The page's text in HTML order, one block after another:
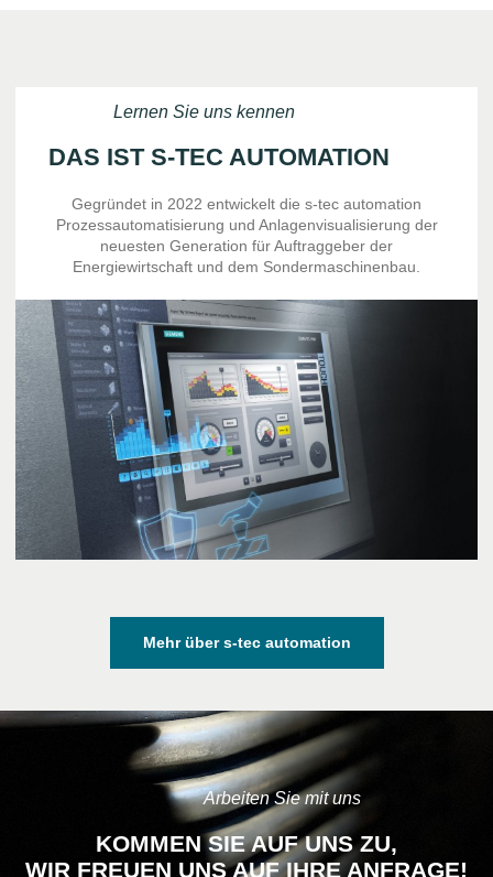
Lernen Sie uns kennen
DAS IST S-TEC AUTOMATION
Gegründet in 2022 entwickelt die s-tec automation
Prozessautomatisierung und Anlagenvisualisierung der
neuesten Generation für Auftraggeber der
Energiewirtschaft und dem Sondermaschinenbau.
Mehr über s-tec automation
Arbeiten Sie mit uns
KOMMEN SIE AUF UNS ZU,
WIR FREUEN UNS AUF IHRE ANFRAGE!